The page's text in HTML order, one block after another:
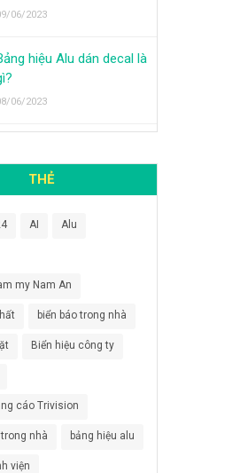
06/2023
hiệu Alu dán decal là
06/2023
THẺ
AI Alu
my Nam An
biển báo trong nhà
Biển hiệu công ty
cáo Trivision
nhà bảng hiệu alu
viện